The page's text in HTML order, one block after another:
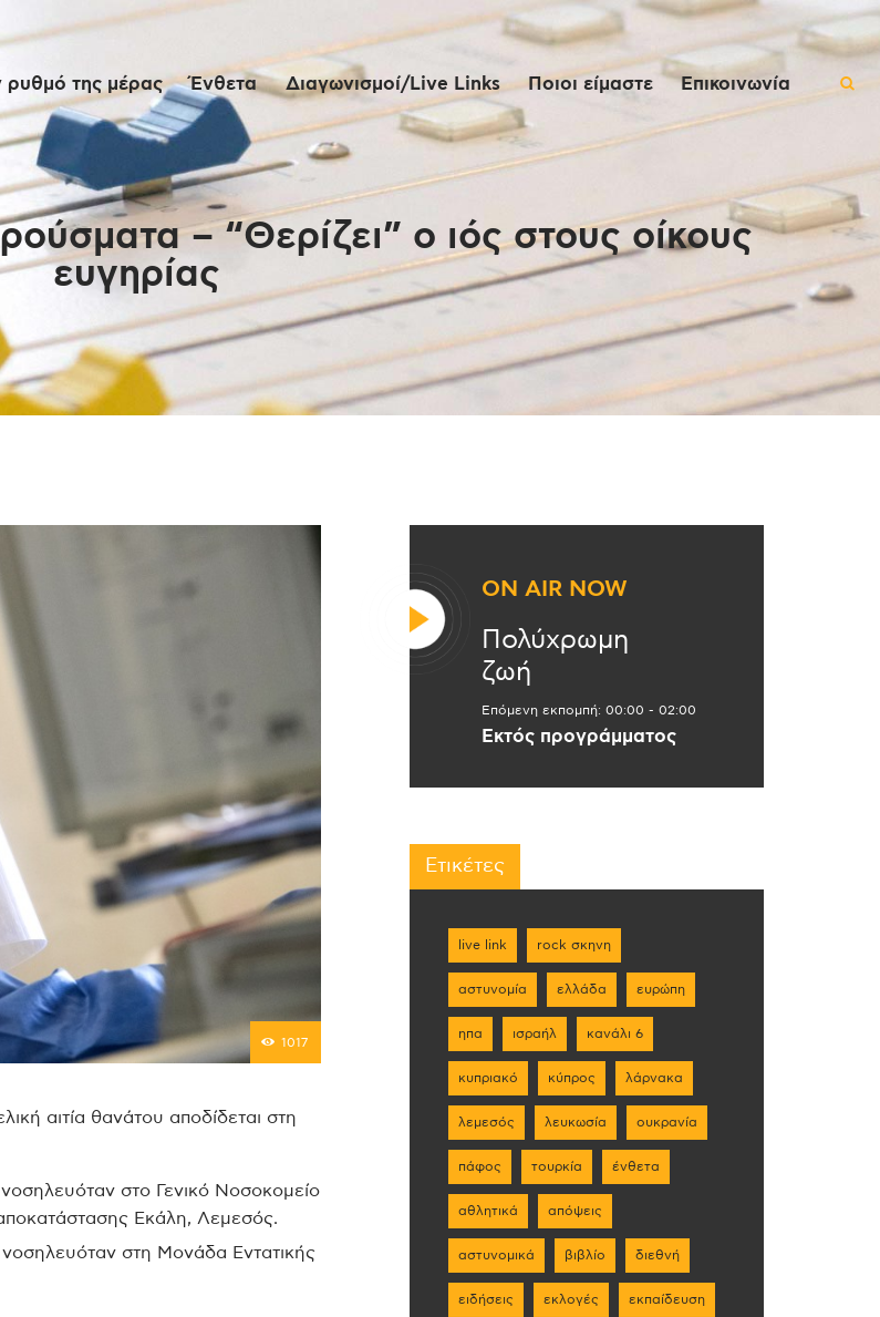
ρυθμό της μέρας Ένθετα Διαγωνισμοί/Live Links Ποιοι είμαστε Επικοινωνία
– “Θερίζει” ο ιός στους οίκους
ευγηρίας
της
Live
1017
αιτία θανάτου αποδίδεται στη
στο Γενικό Νοσοκομείο
Εκάλη, Λεμεσός.
στη Μονάδα Εντατικής
ON AIR NOW
Πολύχρωμη
ζωή
Επόμενη εκπομπή: 00:00 - 02:00
Εκτός προγράμματος
Ετικέτες
live link rock σκηνη
αστυνομία ελλάδα ευρώπη
ηπα ισραήλ κανάλι 6
κυπριακό κύπρος λάρνακα
λεμεσός λευκωσία ουκρανία
πάφος τουρκία ένθετα
αθλητικά απόψεις
αστυνομικά βιβλίο διεθνή
ειδήσεις εκλογές εκπαίδευση